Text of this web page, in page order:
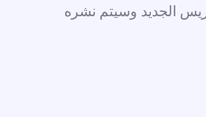
الجديد وسيتم نشره